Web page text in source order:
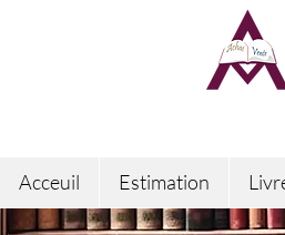
Acceuil Estimation